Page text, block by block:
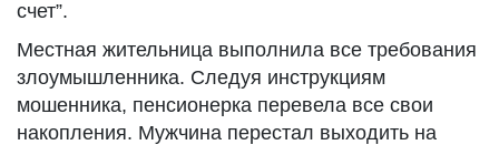
счет”.
Местная жительница выполнила все требования
злоумышленника. Следуя инструкциям
мошенника, пенсионерка перевела все свои
накопления. Мужчина перестал выходить на